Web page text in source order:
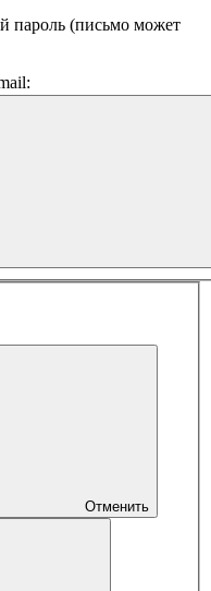
пароль (письмо может
Отменить